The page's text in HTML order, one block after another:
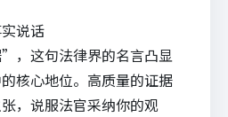
说话
，这句法律界的名言凸显
核心地位。高质量的证据
，说服法官采纳你的观